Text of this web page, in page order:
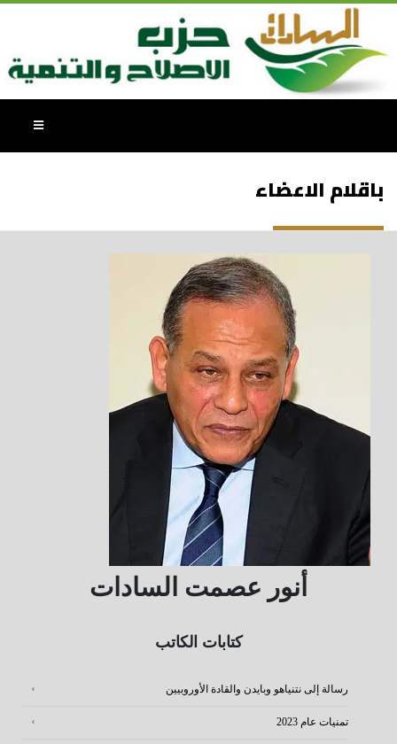
باقلام الاعضاء
أنور عصمت السادات
كتابات الكاتب
رسالة إلى نتنياهو وبايدن والقادة الأوروبيين
تمنيات عام 2023